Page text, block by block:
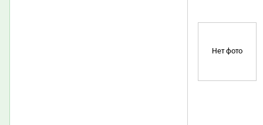
Нет фото